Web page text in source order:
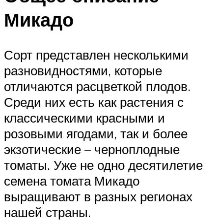
Микадо
Сорт представлен несколькими
разновидностями, которые
отличаются расцветкой плодов.
Среди них есть как растения с
классическими красными и
розовыми ягодами, так и более
экзотические – черноплодные
томаты. Уже не одно десятилетие
семена томата Микадо
выращивают в разных регионах
нашей страны.